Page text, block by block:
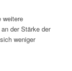
weitere
der Stärke der
weniger